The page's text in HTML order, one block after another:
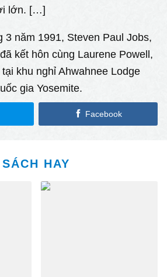
lớn. […]
3 năm 1991, Steven Paul Jobs,
kết hôn cùng Laurene Powell,
khu nghỉ Ahwahnee Lodge
gia Yosemite.
Facebook
SÁCH HAY